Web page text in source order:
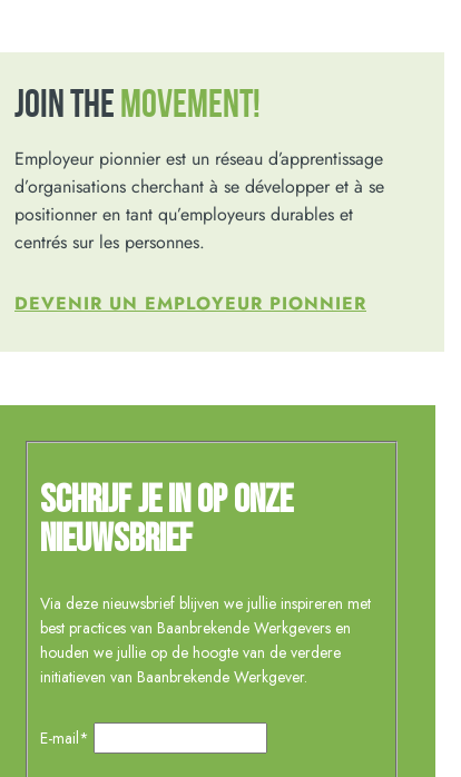
JOIN THE MOVEMENT!
Employeur pionnier est un réseau d’apprentissage
d’organisations cherchant à se développer et à se
positionner en tant qu’employeurs durables et
centrés sur les personnes.
DEVENIR UN EMPLOYEUR PIONNIER